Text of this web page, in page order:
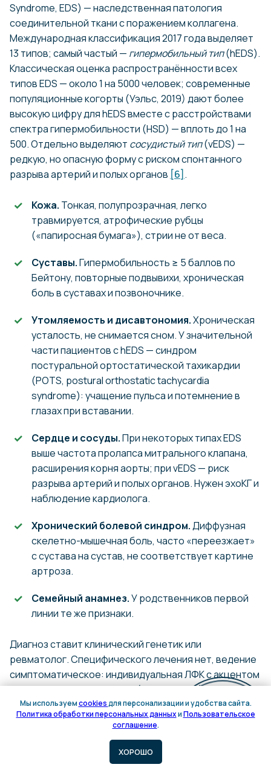
Syndrome, EDS) — наследственная патология
соединительной ткани с поражением коллагена.
Международная классификация 2017 года выделяет
13 типов; самый частый — гипермобильный тип(hEDS).
Классическая оценка распространённости всех
типов EDS — около 1 на 5000 человек; современные
популяционные когорты (Уэльс, 2019) дают более
высокую цифру для hEDS вместе с расстройствами
спектра гипермобильности (HSD) — вплоть до 1 на
500. Отдельно выделяют сосудистый тип(vEDS) —
редкую, но опасную форму с риском спонтанного
разрыва артерий и полых органов [6].
Кожа. Тонкая, полупрозрачная, легко
травмируется, атрофические рубцы
(«папиросная бумага»), стрии не от веса.
Суставы.Гипермобильность ≥ 5 баллов по
Бейтону, повторные подвывихи, хроническая
боль в суставах и позвоночнике.
Утомляемость и дисавтономия.Хроническая
усталость, не снимается сном. У значительной
части пациентов с hEDS — синдром
постуральной ортостатической тахикардии
(POTS, postural orthostatic tachycardia
syndrome): учащение пульса и потемнение в
глазах при вставании.
Сердце и сосуды.При некоторых типах EDS
выше частота пролапса митрального клапана,
расширения корня аорты; при vEDS — риск
разрыва артерий и полых органов. Нужен эхоКГ и
наблюдение кардиолога.
Хронический болевой синдром.Диффузная
скелетно-мышечная боль, часто «переезжает»
с сустава на сустав, не соответствует картине
артроза.
Семейный анамнез.У родственников первой
линии те же признаки.
Диагноз ставит клинический генетик или
ревматолог. Специфического лечения нет, ведение
симптоматическое: индивидуальная ЛФК с акцентом
настабилизациюсуставов (не растяжку),
эргономика, контроль осанки, при выраженной боли
— ведение увертебролога.Жёсткие мануальные
противопоказаны: риск подвывиха и повреждения
сосудистой стенки. При подозрении на EDS
Мы используемcookiesдля персонализации и удобства сайта.
Политика обработки персональных данныхиПользовательское
соглашение.
ХОРОШО
Онлайн
Онлайн